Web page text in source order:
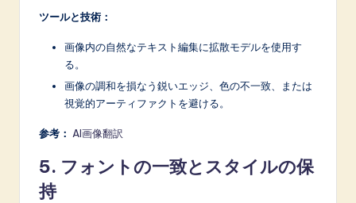
ツールと技術：
画像内の自然なテキスト編集に拡散モデルを使用す
る。
画像の調和を損なう鋭いエッジ、色の不一致、または
視覚的アーティファクトを避ける。
参考： AI画像翻訳
5. フォントの一致とスタイルの保
持